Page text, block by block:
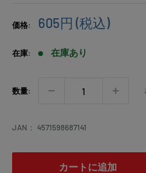
価格:
販
価
605円 (税込)
在庫: 在庫あり
数量:
JAN： 4571598687141
カートに追加